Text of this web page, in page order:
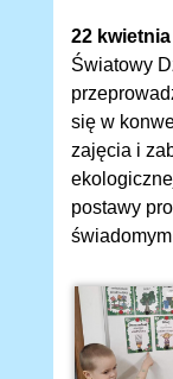
22 kwietnia
Światowy
się w
zajęcia i
postawy